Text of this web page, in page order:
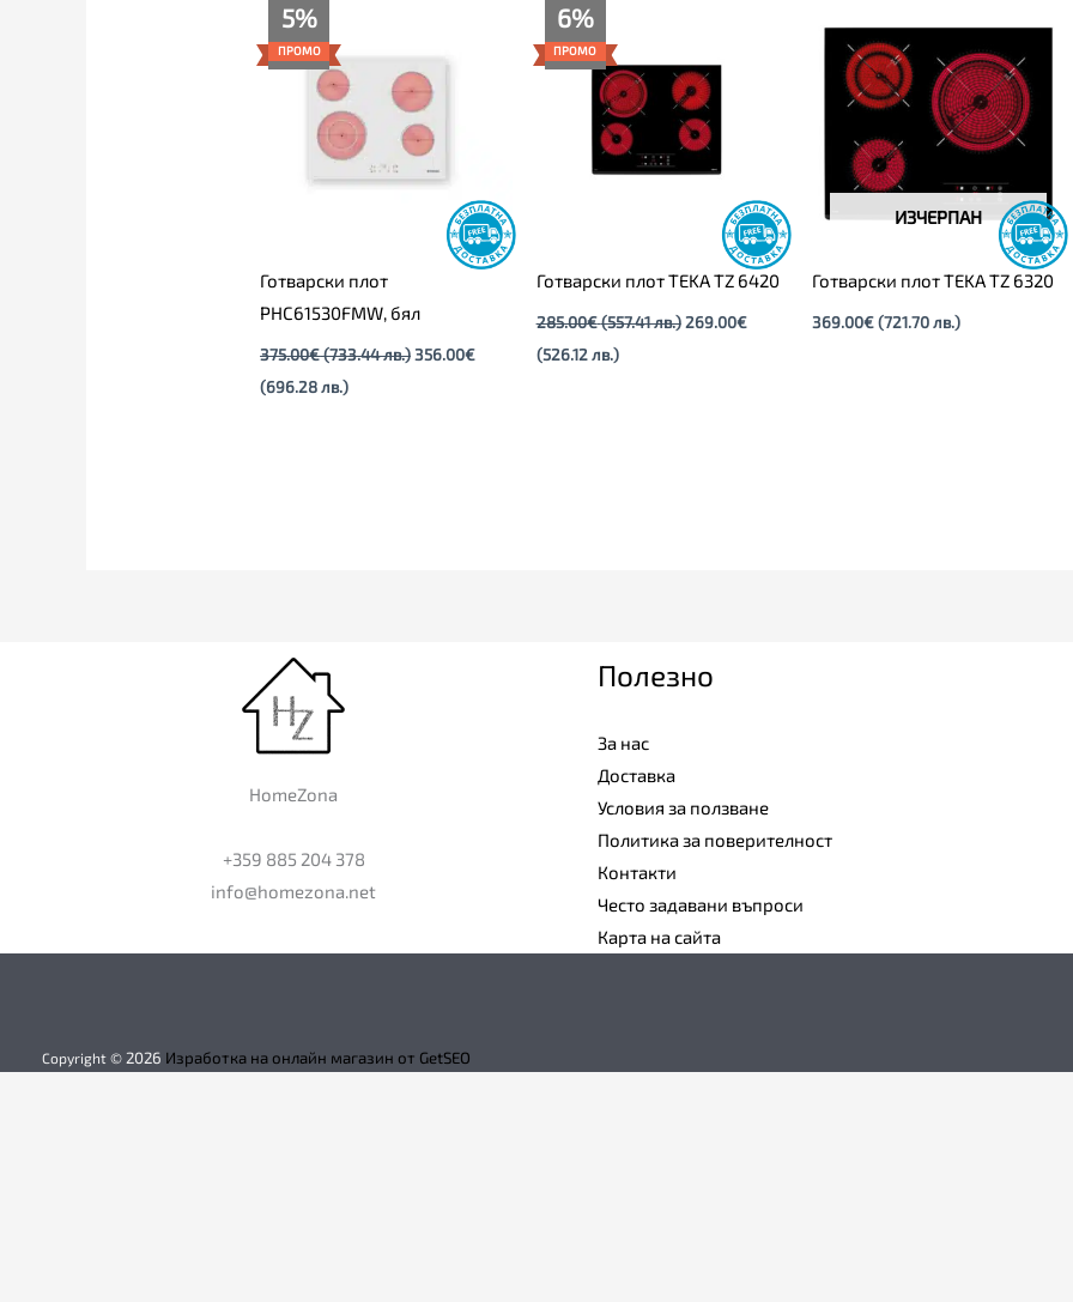
5%
ПРОМО
Готварски плот
PHC61530FMW, бял
375.00€(733.44 лв.)
375.00€
(733.44
лв.).
356.00€
(696.28 лв.)
356.00€
(696.28
лв.).
6%
ПРОМО
Готварски плот TEKA TZ 6420
285.00€(557.41 лв.)
285.00€
(557.41
лв.).
269.00€
(526.12 лв.)
е:
269.00€
(526.12
лв.).
ИЗЧЕРПАН
Готварски плот TEKA TZ 6320
369.00€(721.70 лв.)
HomeZona
+359 885 204 378
info@homezona.net
Полезно
За нас
Доставка
Условия за ползване
Политика за поверителност
Контакти
Често задавани въпроси
Карта на сайта
Copyright © 2026 Изработка на онлайн магазин от GetSEO